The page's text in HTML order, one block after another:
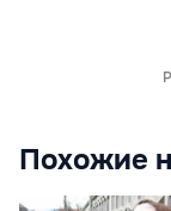
Похожие